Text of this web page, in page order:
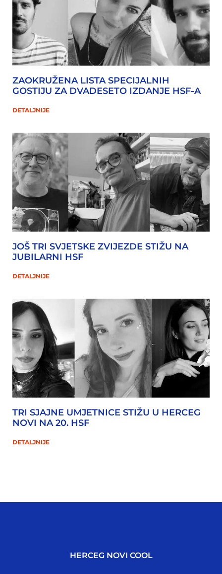
ZAOKRUŽENA LISTA SPECIJALNIH
GOSTIJU ZA DVADESETO IZDANJE HSF-A
DETALJNIJE
JOŠ TRI SVJETSKE ZVIJEZDE STIŽU NA
JUBILARNI HSF
DETALJNIJE
TRI SJAJNE UMJETNICE STIŽU U HERCEG
NOVI NA 20. HSF
DETALJNIJE
HERCEG NOVI COOL